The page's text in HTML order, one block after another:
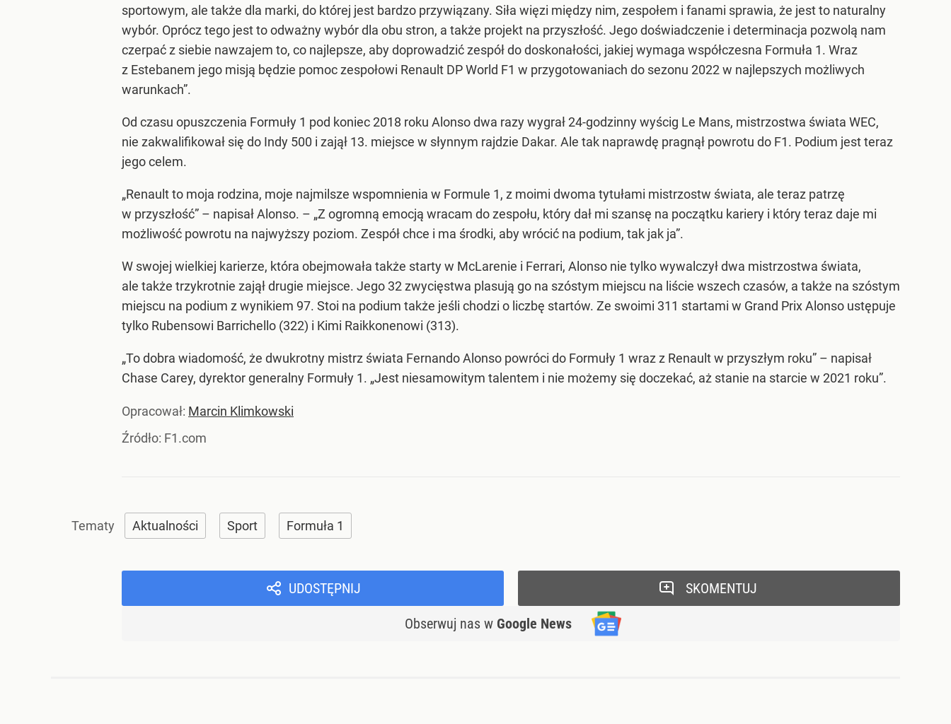
sportowym, ale także dla marki, do której jest bardzo przywiązany. Siła więzi między nim, zespołem i fanami sprawia, że jest to naturalny
wybór. Oprócz tego jest to odważny wybór dla obu stron, a także projekt na przyszłość. Jego doświadczenie i determinacja pozwolą nam
czerpać z siebie nawzajem to, co najlepsze, aby doprowadzić zespół do doskonałości, jakiej wymaga współczesna Formuła 1. Wraz
z Estebanem jego misją będzie pomoc zespołowi Renault DP World F1 w przygotowaniach do sezonu 2022 w najlepszych możliwych
warunkach”.
Od czasu opuszczenia Formuły 1 pod koniec 2018 roku Alonso dwa razy wygrał 24-godzinny wyścig Le Mans, mistrzostwa świata WEC,
nie zakwalifikował się do Indy 500 i zajął 13. miejsce w słynnym rajdzie Dakar. Ale tak naprawdę pragnął powrotu do F1. Podium jest teraz
jego celem.
„Renault to moja rodzina, moje najmilsze wspomnienia w Formule 1, z moimi dwoma tytułami mistrzostw świata, ale teraz patrzę
w przyszłość” – napisał Alonso. – „Z ogromną emocją wracam do zespołu, który dał mi szansę na początku kariery i który teraz daje mi
możliwość powrotu na najwyższy poziom. Zespół chce i ma środki, aby wrócić na podium, tak jak ja”.
W swojej wielkiej karierze, która obejmowała także starty w McLarenie i Ferrari, Alonso nie tylko wywalczył dwa mistrzostwa świata,
ale także trzykrotnie zajął drugie miejsce. Jego 32 zwycięstwa plasują go na szóstym miejscu na liście wszech czasów, a także na szóstym
miejscu na podium z wynikiem 97. Stoi na podium także jeśli chodzi o liczbę startów. Ze swoimi 311 startami w Grand Prix Alonso ustępuje
tylko Rubensowi Barrichello (322) i Kimi Raikkonenowi (313).
„To dobra wiadomość, że dwukrotny mistrz świata Fernando Alonso powróci do Formuły 1 wraz z Renault w przyszłym roku” – napisał
Chase Carey, dyrektor generalny Formuły 1. „Jest niesamowitym talentem i nie możemy się doczekać, aż stanie na starcie w 2021 roku”.
Opracował: Marcin Klimkowski
Źródło: F1.com
Aktualności Sport Formuła 1
UDOSTĘPNIJ
Obserwuj nas w Google News
SKOMENTUJ